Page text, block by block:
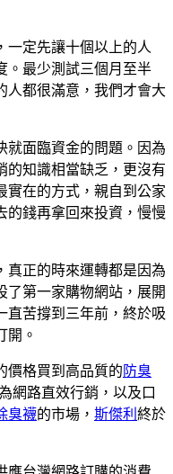
一定先讓十個以上的人
。最少測試三個月至半
人都很滿意，我們才會大
就面臨資金的問題。因為
的知識相當缺乏，更沒有
實在的方式，親自到公家
的錢再拿回來投資，慢慢
真正的時來運轉都是因為
了第一家購物網站，展開
直苦撐到三年前，終於吸
開。
價格買到高品質的 防臭
網路直效行銷，以及口
臭襪的市場， 斯傑利 終於